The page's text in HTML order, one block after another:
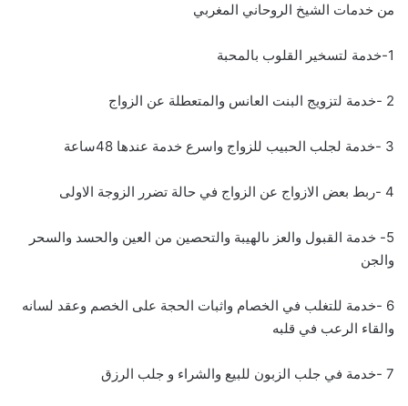
من خدمات الشيخ الروحاني المغربي
1-خدمة لتسخير القلوب بالمحبة
2 -خدمة لتزويج البنت العانس والمتعطلة عن الزواج
3 -خدمة لجلب الحبيب للزواج واسرع خدمة عندها 48ساعة
4 -ربط بعض الازواج عن الزواج في حالة تضرر الزوجة الاولى
5- خدمة القبول والعز ىالهيبة والتحصين من العين والحسد والسحر
والجن
6 -خدمة للتغلب في الخصام واثبات الحجة على الخصم وعقد لسانه
والقاء الرعب في قلبه
7 -خدمة في جلب الزبون للبيع والشراء و جلب الرزق